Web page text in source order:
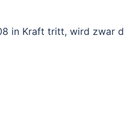
in Kraft tritt, wird zwar